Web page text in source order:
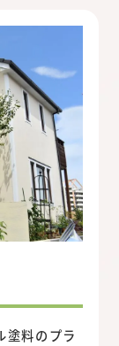
塗料のプラ